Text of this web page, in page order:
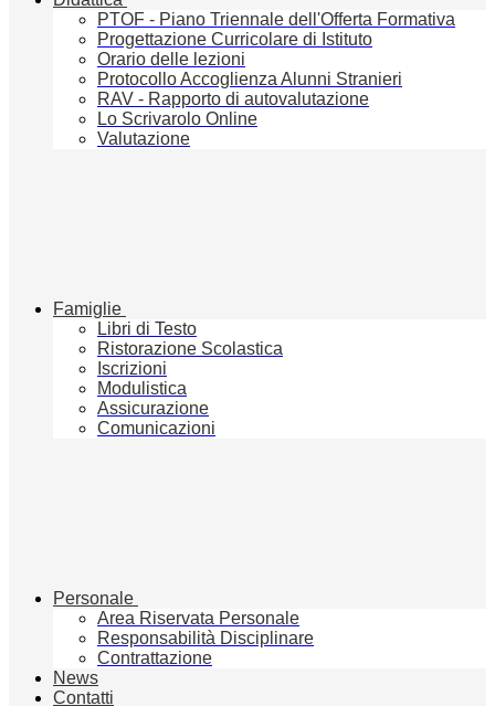
PTOF - Piano Triennale dell'Offerta Formativa
Progettazione Curricolare di Istituto
Orario delle lezioni
Protocollo Accoglienza Alunni Stranieri
RAV - Rapporto di autovalutazione
Lo Scrivarolo Online
Valutazione
Famiglie
Libri di Testo
Ristorazione Scolastica
Iscrizioni
Modulistica
Assicurazione
Comunicazioni
Personale
Area Riservata Personale
Responsabilità Disciplinare
Contrattazione
News
Contatti